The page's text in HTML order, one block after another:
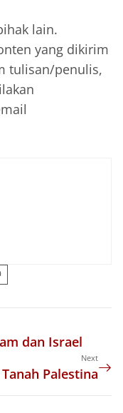
lain.
yang dikirim
tulisan/penulis,
dan Israel
Next
Palestina